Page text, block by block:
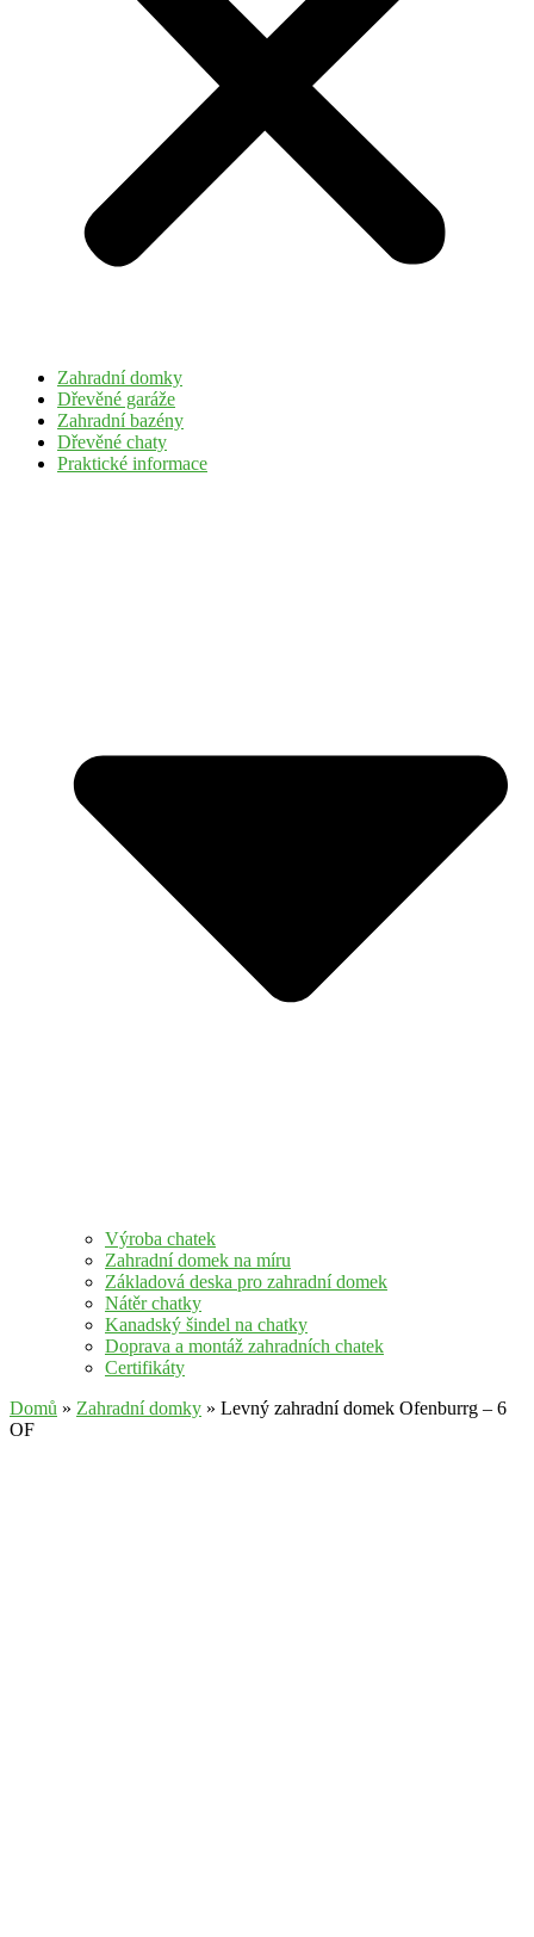
Zahradní domky
Dřevěné garáže
Zahradní bazény
Dřevěné chaty
Praktické informace
Výroba chatek
Zahradní domek na míru
Základová deska pro zahradní domek
Nátěr chatky
Kanadský šindel na chatky
Doprava a montáž zahradních chatek
Certifikáty
Domů » Zahradní domky » Levný zahradní domek Ofenburrg – 6
OF